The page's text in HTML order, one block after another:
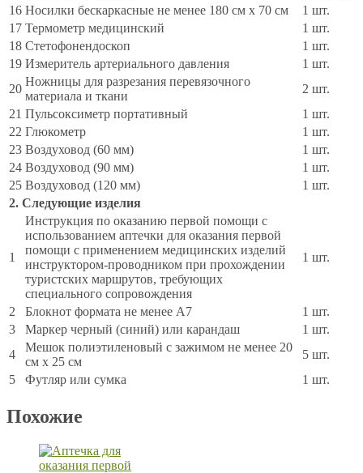
16 Носилки бескаркасные не менее 180 см x 70 см
1 шт.
17 Термометр медицинский
1 шт.
18 Стетофонендоскоп
1 шт.
19 Измеритель артериального давления
1 шт.
20
Ножницы для разрезания перевязочного
материала и ткани
2 шт.
21 Пульсоксиметр портативный
1 шт.
22 Глюкометр
1 шт.
23 Воздуховод (60 мм)
1 шт.
24 Воздуховод (90 мм)
1 шт.
25 Воздуховод (120 мм)
1 шт.
2. Следующие изделия
1
Инструкция по оказанию первой помощи с
использованием аптечки для оказания первой
помощи с применением медицинских изделий
инструктором-проводником при прохождении
туристских маршрутов, требующих
специального сопровождения
1 шт.
2 Блокнот формата не менее A7
1 шт.
3
Маркер черный (синий) или карандаш
1 шт.
4
Мешок полиэтиленовый с зажимом не менее 20
см х 25 см
5 шт.
5
Футляр или сумка 1 шт.
Похожие